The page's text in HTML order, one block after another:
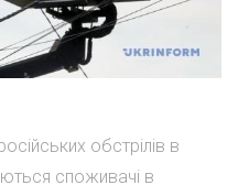
обстрілів в
споживачі в